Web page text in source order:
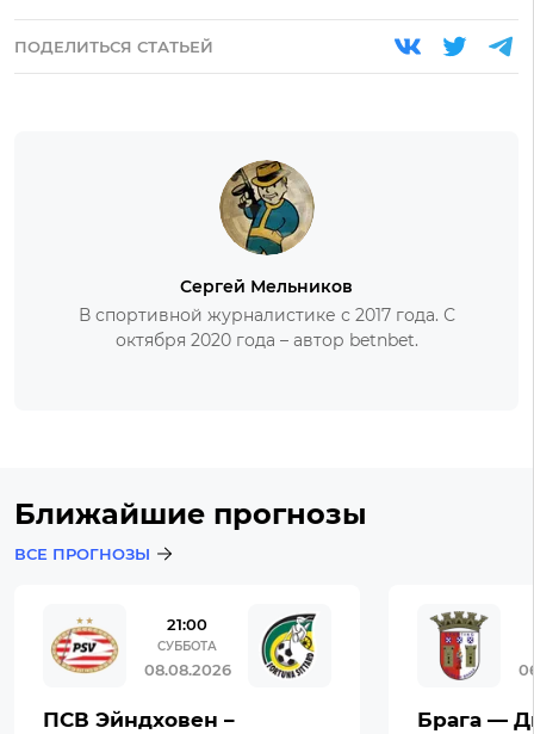
ПОДЕЛИТЬСЯ СТАТЬЕЙ
Сергей Мельников
В спортивной журналистике с 2017 года. С
октября 2020 года – автор betnbet.
Ближайшие прогнозы
ВСЕ ПРОГНОЗЫ
21:00
СУББОТА
08.08.2026
ПСВ Эйндховен –
Брага —